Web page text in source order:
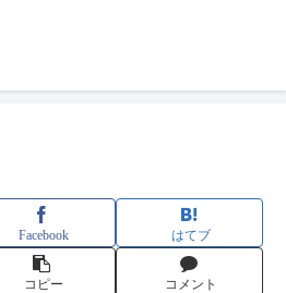
Facebook はてブ
コピー コメント